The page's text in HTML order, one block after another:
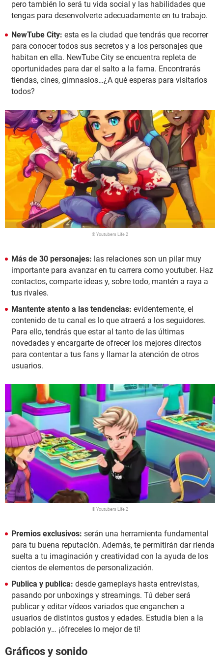
pero también lo será tu vida social y las habilidades que
tengas para desenvolverte adecuadamente en tu trabajo.
NewTube City: esta es la ciudad que tendrás que recorrer
para conocer todos sus secretos y a los personajes que
habitan en ella. NewTube City se encuentra repleta de
oportunidades para dar el salto a la fama. Encontrarás
tiendas, cines, gimnasios…¿A qué esperas para visitarlos
todos?
© Youtubers Life 2
Más de 30 personajes: las relaciones son un pilar muy
importante para avanzar en tu carrera como youtuber. Haz
contactos, comparte ideas y, sobre todo, mantén a raya a
tus rivales.
Mantente atento a las tendencias: evidentemente, el
contenido de tu canal es lo que atraerá a los seguidores.
Para ello, tendrás que estar al tanto de las últimas
novedades y encargarte de ofrecer los mejores directos
para contentar a tus fans y llamar la atención de otros
usuarios.
© Youtubers Life 2
Premios exclusivos: serán una herramienta fundamental
para tu buena reputación. Además, te permitirán dar rienda
suelta a tu imaginación y creatividad con la ayuda de los
cientos de elementos de personalización.
Publica y publica: desde gameplays hasta entrevistas,
pasando por unboxings y streamings. Tú deber será
publicar y editar vídeos variados que enganchen a
usuarios de distintos gustos y edades. Estudia bien a la
población y… ¡ófreceles lo mejor de tí!
Gráficos y sonido